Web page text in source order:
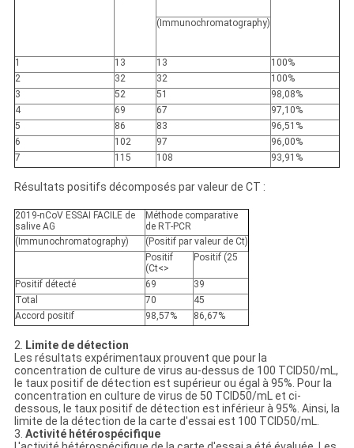
(Immunochromatography)
1 13 13
100%
2
32 32
100%
3
52 51
98,08%
4
69 67
97,10%
5
86 83
96,51%
6
102 97
96,00%
7
115 108 93,91%
Résultats positifs décomposés par valeur de CT :
2019-nCoV ESSAI FACILE de
salive AG
Méthode comparative
de RT-PCR
(Immunochromatography)
(Positif par valeur de Ct)
Positif
(Ct<>
Positif (25
Positifdétecté 69
39
Total
70
45
Accord positif
98,57% 86,67%
2. Limite de détection
Les résultats expérimentaux prouvent que pour la
concentration de culture de virus au-dessus de 100 TCID50/mL,
le taux positif de détection est supérieur ou égal à 95%. Pour la
concentration en culture de virus de 50 TCID50/mL et ci-
dessous, le taux positif de détection est inférieur à 95%. Ainsi, la
limite de la détection de la carte d'essai est 100 TCID50/mL.
3. Activité hétérospécifique